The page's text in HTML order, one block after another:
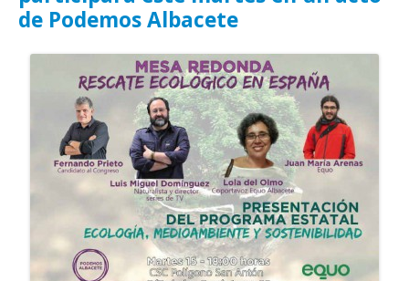
Actas Asamblea Ciudadana
Financiación
Participa con Podemos en Albacete
de Podemos Albacete